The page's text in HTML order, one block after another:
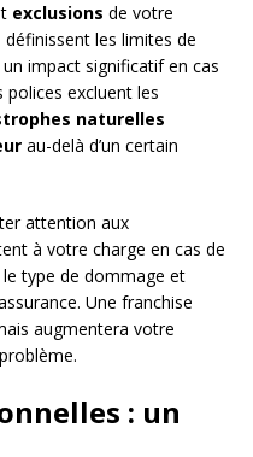
exclusions de votre
les limites de
impact significatif en cas
polices excluent les
naturelles
au-delà d’un certain
attention aux
à votre charge en cas de
type de dommage et
Une franchise
augmentera votre
: un